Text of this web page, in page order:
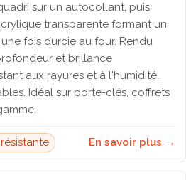
sur un autocollant, puis
transparente formant un
fois durcie au four. Rendu
et brillance
aux rayures et à l'humidité.
Idéal sur porte-clés, coffrets
En savoir plus →